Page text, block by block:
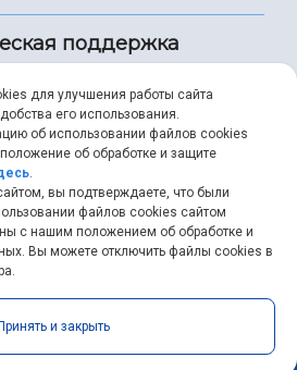
поддержка
(846) 267-49-99
help@ssau.ru
© 2026 |ssau.ru
для улучшения работы сайта
его использования.
об использовании файлов cookies
об обработке и защите
.
вы подтверждаете, что были
файлов cookies сайтом
с нашим положением об обработке и
Вы можете отключить файлы cookies в
Принять и закрыть